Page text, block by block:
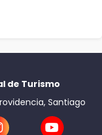
de Turismo
Santiago